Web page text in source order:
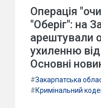
Операція
"Оберіг": на
арештували
ухиленню від
Основні
#Закарпатська
#Кримінальний